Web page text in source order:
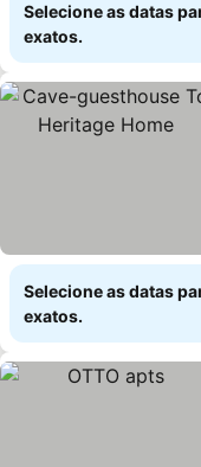
Selecione as datas
exatos.
Selecione as datas
exatos.